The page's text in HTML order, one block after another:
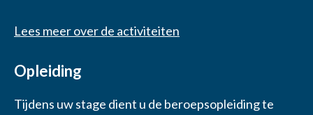
Lees meer over de activiteiten
Opleiding
Tijdens uw stage dient u de beroepsopleiding te